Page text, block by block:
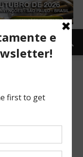
com